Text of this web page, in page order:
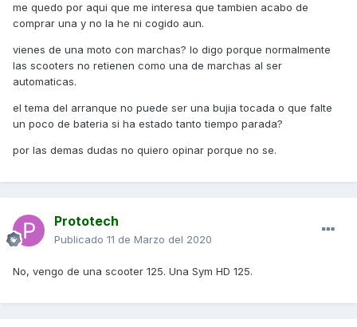
me quedo por aqui que me interesa que tambien acabo de
comprar una y no la he ni cogido aun.
vienes de una moto con marchas? lo digo porque normalmente
las scooters no retienen como una de marchas al ser
automaticas.
el tema del arranque no puede ser una bujia tocada o que falte
un poco de bateria si ha estado tanto tiempo parada?
por las demas dudas no quiero opinar porque no se.
Prototech
Publicado 11 de Marzo del 2020
No, vengo de una scooter 125. Una Sym HD 125.